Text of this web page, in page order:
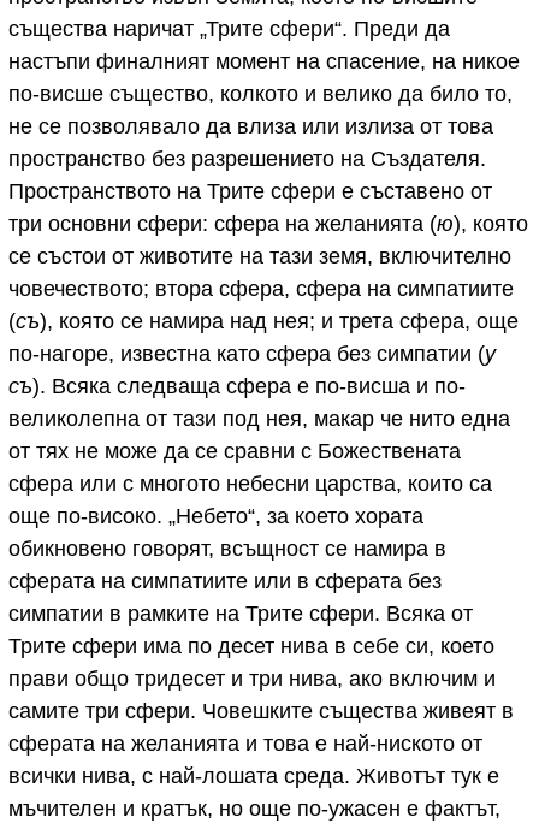
същества наричат „Трите сфери“. Преди да
настъпи финалният момент на спасение, на никое
по-висше същество, колкото и велико да било то,
не се позволявало да влиза или излиза от това
пространство без разрешението на Създателя.
Пространството на Трите сфери е съставено от
три основни сфери: сфера на желанията (ю), която
се състои от животите на тази земя, включително
човечеството; втора сфера, сфера на симпатиите
(съ), която се намира над нея; и трета сфера, още
по-нагоре, известна като сфера без симпатии (у
съ). Всяка следваща сфера е по-висша и по-
великолепна от тази под нея, макар че нито една
от тях не може да се сравни с Божествената
сфера или с многото небесни царства, които са
още по-високо. „Небето“, за което хората
обикновено говорят, всъщност се намира в
сферата на симпатиите или в сферата без
симпатии в рамките на Трите сфери. Всяка от
Трите сфери има по десет нива в себе си, което
прави общо тридесет и три нива, ако включим и
самите три сфери. Човешките същества живеят в
сферата на желанията и това е най-ниското от
всички нива, с най-лошата среда. Животът тук е
мъчителен и кратък, но още по-ужасен е фактът,